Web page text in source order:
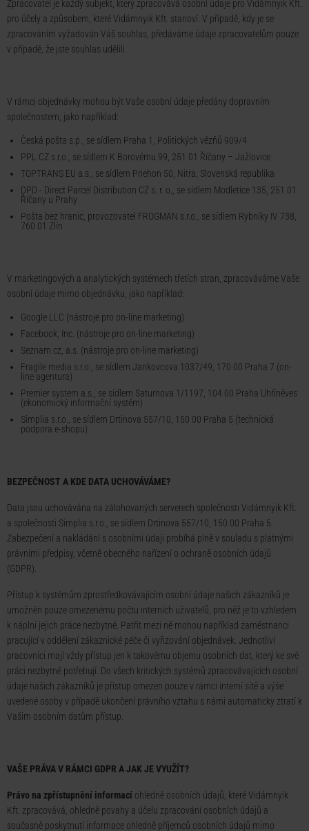
Zpracovatel je každý subjekt, který zpracovává osobní údaje pro Vidámnyik Kft.
pro účely a způsobem, které Vidámnyik Kft. stanoví. V případě, kdy je se
zpracováním vyžadován Váš souhlas, předáváme údaje zpracovatelům pouze
v případě, že jste souhlas udělili.
V rámci objednávky mohou být Vaše osobní údaje předány dopravním
společnostem, jako například:
Česká pošta s.p., se sídlem Praha 1, Politických vězňů 909/4
PPL CZ s.r.o., se sídlem K Borovému 99, 251 01 Říčany – Jažlovice
TOPTRANS EU a.s., se sídlem Priehon 50, Nitra, Slovenská republika
DPD - Direct Parcel Distribution CZ s. r. o., se sídlem Modletice 135, 251 01
Říčany u Prahy
Pošta bez hranic, provozovatel FROGMAN s.r.o., se sídlem Rybníky IV 738,
760 01 Zlín
V marketingových a analytických systémech třetích stran, zpracováváme Vaše
osobní údaje mimo objednávku, jako například:
Google LLC (nástroje pro on-line marketing)
Facebook, Inc. (nástroje pro on-line marketing)
Seznam.cz, a.s. (nástroje pro on-line marketing)
Fragile media s.r.o., se sídlem Jankovcova 1037/49, 170 00 Praha 7 (on-
line agentura)
Premier system a.s., se sídlem Saturnova 1/1197, 104 00 Praha Uhříněves
(ekonomický informační systém)
Simplia s.r.o., se sídlem Drtinova 557/10, 150 00 Praha 5 (technická
podpora e-shopu)
BEZPEČNOST A KDE DATA UCHOVÁVÁME?
Data jsou uchovávána na zálohovaných serverech společnosti Vidámnyik Kft.
a společnosti Simplia s.r.o., se sídlem Drtinova 557/10, 150 00 Praha 5.
Zabezpečení a nakládání s osobními údaji probíhá plně v souladu s platnými
právními předpisy, včetně obecného nařízení o ochraně osobních údajů
(GDPR).
Přístup k systémům zprostředkovávajícím osobní údaje našich zákazníků je
umožněn pouze omezenému počtu interních uživatelů, pro něž je to vzhledem
k náplni jejich práce nezbytné. Patřit mezi ně mohou například zaměstnanci
pracující v oddělení zákaznické péče či vyřizování objednávek. Jednotliví
pracovníci mají vždy přístup jen k takovému objemu osobních dat, který ke své
práci nezbytně potřebují. Do všech kritických systémů zpracovávajících osobní
údaje našich zákazníků je přístup omezen pouze v rámci interní sítě a výše
uvedené osoby v případě ukončení právního vztahu s námi automaticky ztratí k
Vašim osobním datům přístup.
VAŠE PRÁVA V RÁMCI GDPR A JAK JE VYUŽÍT?
Právo na zpřístupnění informací ohledně osobních údajů, které Vidámnyik
Kft. zpracovává, ohledně povahy a účelu zpracování osobních údajů a
současně poskytnutí informace ohledně příjemců osobních údajů mimo